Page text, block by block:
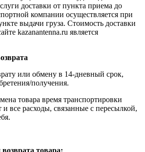
доставки от пункта приема до
компании осуществляется при
выдачи груза. Стоимость доставки
kazanantenna.ru является
или обмену в 14-дневный срок,
получения.
товара время транспортировки
и все расходы, связанные с пересылкой,